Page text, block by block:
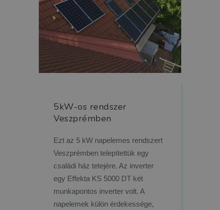
5kW-os rendszer
Veszprémben
Ezt az 5 kW napelemes rendszert
Veszprémben telepítettük egy
családi ház tetejére. Az inverter
egy Effekta KS 5000 DT két
munkapontos inverter volt. A
napelemek külön érdekessége,